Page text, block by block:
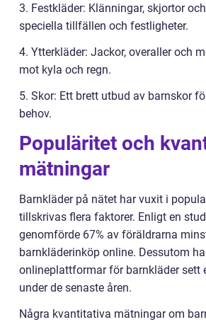
3. Festkläder: Klänningar, skjortor
speciella tillfällen och festligheter.
4. Ytterkläder: Jackor, overaller och
mot kyla och regn.
5. Skor: Ett brett utbud av barnskor
behov.
Populäritet och
mätningar
Barnkläder på nätet har vuxit i
tillskrivas flera faktorer. Enligt en
genomförde 67% av föräldrarna
barnkläderinköp online. Dessutom
onlineplattformar för barnkläder sett
under de senaste åren.
Några kvantitativa mätningar om